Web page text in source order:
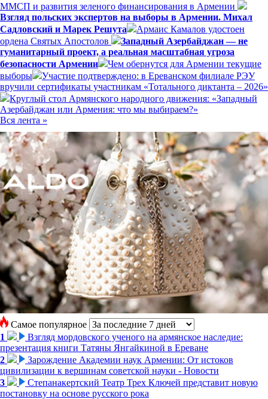
ММСП и развития зеленого финансирования в Армении
Взгляд польских экспертов на выборы в Армении. Михал
Садловский и Марек Решута
Армаис Камалов удостоен
ордена Святых Апостолов
Западный Азербайджан — не
гуманитарный проект, а реальная масштабная угроза
безопасности Армении
Чем обернутся для Армении текущие
выборы
Участие подтверждено: в Ереванском филиале РЭУ
вручили сертификаты участникам «Тотального диктанта – 2026»
Круглый стол Армянского народного движения: «Западный
Азербайджан или Армения: что мы выбираем?»
Вся лента »
Самое популярное
1
Взгляд мордовского ученого на армянское наследие:
презентация книги Татяны Янгайкиной в Ереване
2
Зарождение Академии наук Армении: От истоков
цивилизации к вершинам советской науки - Новости
3
Степанакертский Театр Трех Ключей представит новую
постановку на основе русского рока